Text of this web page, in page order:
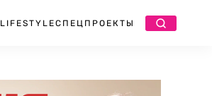
LIFESTYLEСПЕЦПРОЕКТЫ